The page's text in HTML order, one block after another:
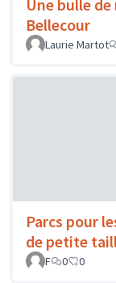
Une bulle
Bellecour
Laurie Martot
Parcs pour
de petite
F
0 0